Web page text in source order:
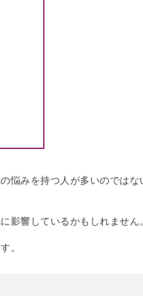
悩みを持つ人が多いのではな
影響しているかもしれません
。